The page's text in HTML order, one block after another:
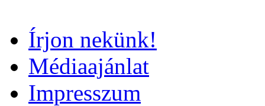
Írjon nekünk!
Médiaajánlat
Impresszum